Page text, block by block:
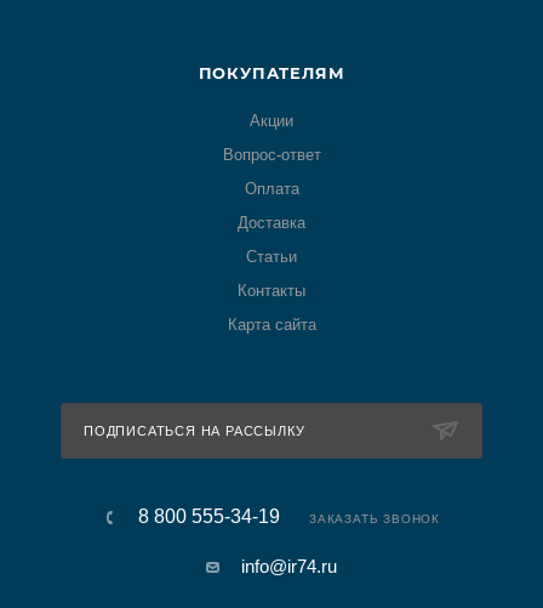
ПОКУПАТЕЛЯМ
Акции
Вопрос-ответ
Оплата
Доставка
Статьи
Контакты
Карта сайта
ПОДПИСАТЬСЯ НА РАССЫЛКУ
8 800 555-34-19 ЗАКАЗАТЬ ЗВОНОК
info@ir74.ru